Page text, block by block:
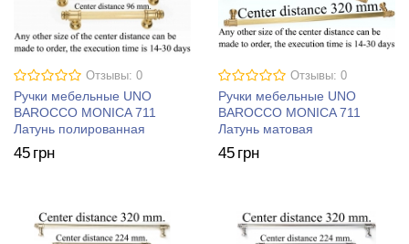
Отзывы: 0
Ручки мебельные UNO
BAROCCO MONICA 711
Латунь полированная
45 грн
Отзывы: 0
Ручки мебельные UNO
BAROCCO MONICA 711
Латунь матовая
45 грн